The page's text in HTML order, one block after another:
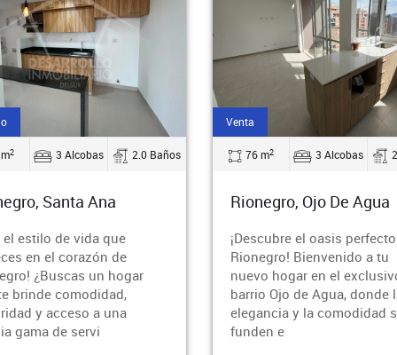
2 3 Alcobas 2.0 Baños
Ojo De Agua
el oasis perfecto en
Bienvenido a tu
hogar en el exclusivo
Ojo de Agua, donde la
y la comodidad se
e
Arriendo
91 m2 3 Alcobas
Rionegro, San Nicolas
¡Vive el estilo de vida que
mereces en este
apartamento en Rionegro!
Ubicado en el exclusivo
de San Nicolás, este
apartamento de